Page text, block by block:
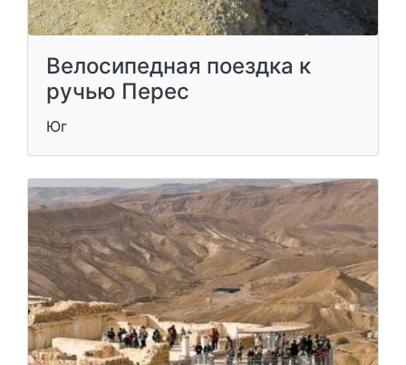
Велосипедная поездка к
ручью Перес
Юг